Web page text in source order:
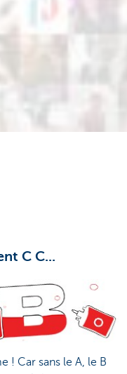
C C...
! Car sans le A, le B